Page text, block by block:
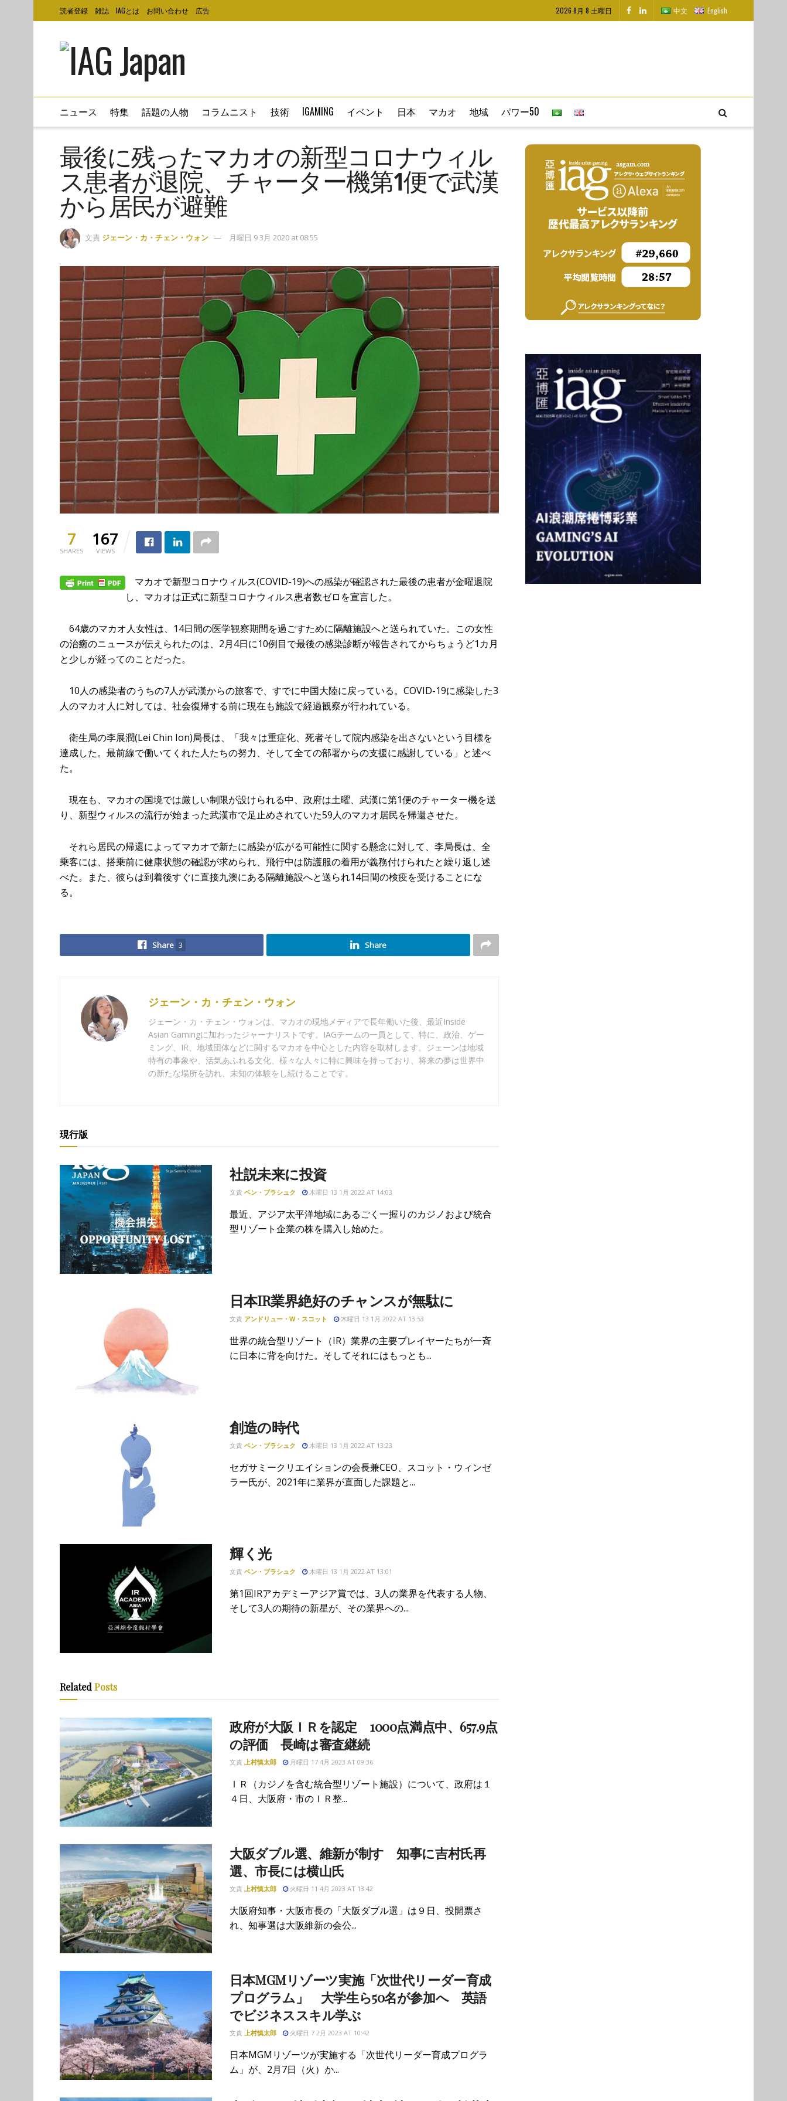
読者登録 雑誌 IAGとは お問い合わせ 広告 2026 8月 8 土曜日 中文 English
ニュース 特集 話題の人物 コラムニスト 技術 IGAMING イベント 日本 マカオ 地域 パワー50
最後に残ったマカオの新型コロナウィル
ス患者が退院、チャーター機第1便で武漢
から居民が避難
文責 ジェーン・カ・チェン・ウォン 月曜日 9 3月 2020 at 08:55
7
SHARES
167
VIEWS
マカオで新型コロナウィルス(COVID-19)への感染が確認された最後の患者が金曜退院
し、マカオは正式に新型コロナウィルス患者数ゼロを宣言した。
64歳のマカオ人女性は、14日間の医学観察期間を過ごすために隔離施設へと送られていた。この女性
の治癒のニュースが伝えられたのは、2月4日に10例目で最後の感染診断が報告されてからちょうど1カ月
と少しが経ってのことだった。
10人の感染者のうちの7人が武漢からの旅客で、すでに中国大陸に戻っている。COVID-19に感染した3
人のマカオ人に対しては、社会復帰する前に現在も施設で経過観察が行われている。
衛生局の李展潤(Lei Chin Ion)局長は、「我々は重症化、死者そして院内感染を出さないという目標を
達成した。最前線で働いてくれた人たちの努力、そして全ての部署からの支援に感謝している」と述べ
た。
現在も、マカオの国境では厳しい制限が設けられる中、政府は土曜、武漢に第1便のチャーター機を送
り、新型ウィルスの流行が始まった武漢市で足止めされていた59人のマカオ居民を帰還させた。
それら居民の帰還によってマカオで新たに感染が広がる可能性に関する懸念に対して、李局長は、全
乗客には、搭乗前に健康状態の確認が求められ、飛行中は防護服の着用が義務付けられたと繰り返し述
べた。また、彼らは到着後すぐに直接九澳にある隔離施設へと送られ14日間の検疫を受けることにな
る。
Share 3 Share
ジェーン・カ・チェン・ウォン
ジェーン・カ・チェン・ウォンは、マカオの現地メディアで長年働いた後、最近Inside
Asian Gamingに加わったジャーナリストです。IAGチームの一員として、特に、政治、ゲー
ミング、IR、地域団体などに関するマカオを中心とした内容を取材します。ジェーンは地域
特有の事象や、活気あふれる文化、様々な人々に特に興味を持っており、将来の夢は世界中
の新たな場所を訪れ、未知の体験をし続けることです。
現行版
社説未来に投資
文責 ベン・ブラシュク 木曜日 13 1月 2022 AT 14:03
最近、アジア太平洋地域にあるごく一握りのカジノおよび統合
型リゾート企業の株を購入し始めた。
日本IR業界絶好のチャンスが無駄に
文責 アンドリュー・W・スコット 木曜日 13 1月 2022 AT 13:53
世界の統合型リゾート（IR）業界の主要プレイヤーたちが一斉
に日本に背を向けた。そしてそれにはもっとも...
創造の時代
文責 ベン・ブラシュク 木曜日 13 1月 2022 AT 13:23
セガサミークリエイションの会長兼CEO、スコット・ウィンゼ
ラー氏が、2021年に業界が直面した課題と...
輝く光
文責 ベン・ブラシュク 木曜日 13 1月 2022 AT 13:01
第1回IRアカデミーアジア賞では、3人の業界を代表する人物、
そして3人の期待の新星が、その業界への...
RelatedPosts
政府が大阪ＩＲを認定 1000点満点中、657.9点
の評価 長崎は審査継続
文責 上村慎太郎 月曜日 17 4月 2023 AT 09:36
ＩＲ（カジノを含む統合型リゾート施設）について、政府は１
４日、大阪府・市のＩＲ整...
大阪ダブル選、維新が制す 知事に吉村氏再
選、市長には横山氏
文責 上村慎太郎 火曜日 11 4月 2023 AT 13:42
大阪府知事・大阪市長の「大阪ダブル選」は９日、投開票さ
れ、知事選は大阪維新の会公...
日本MGMリゾーツ実施「次世代リーダー育成
プログラム」 大学生ら50名が参加へ 英語
でビジネススキル学ぶ
文責 上村慎太郎 火曜日 7 2月 2023 AT 10:42
日本MGMリゾーツが実施する「次世代リーダー育成プログラ
ム」が、2月7日（火）か...